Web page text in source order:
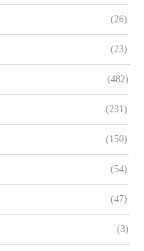
(26)
(23)
(482)
(231)
(150)
(54)
(47)
(3)